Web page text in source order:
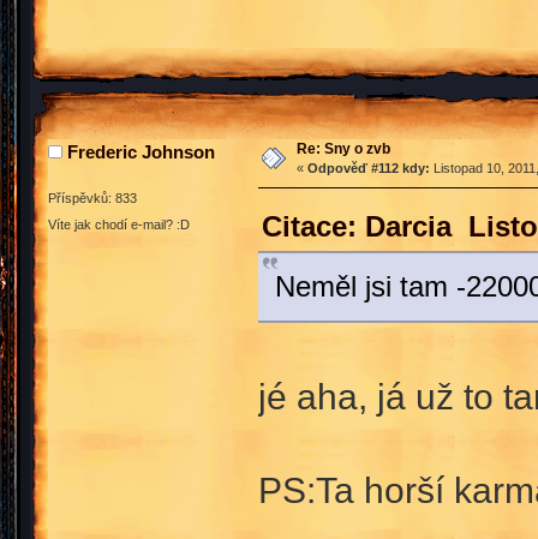
Frederic Johnson
Příspěvků: 833
Víte jak chodí e-mail? :D
Re: Sny o zvb
« Odpověď #112 kdy: Listopad 10,
Citace: Darcia
Neměl jsi tam -
jé aha, já už to
PS:Ta horší